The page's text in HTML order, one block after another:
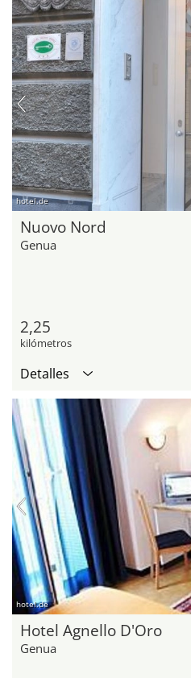
hotel.de
Nuovo Nord
Genua
2,25
kilómetros
Detalles
hotel.de
Hotel Agnello D'Oro
Genua